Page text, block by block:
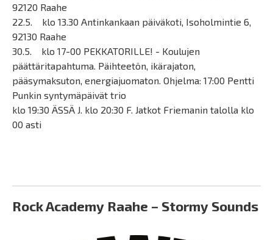
92120 Raahe
22.5. klo 13.30 Antinkankaan päiväkoti, Isoholmintie 6,
92130 Raahe
30.5. klo 17-00 PEKKATORILLE! - Koulujen
päättäritapahtuma. Päihteetön, ikärajaton,
pääsymaksuton, energiajuomaton. Ohjelma: 17:00 Pentti
Punkin syntymäpäivät trio
klo 19:30 ÄSSÄ J. klo 20:30 F. Jatkot Friemanin talolla klo
00 asti
Rock Academy Raahe – Stormy Sounds